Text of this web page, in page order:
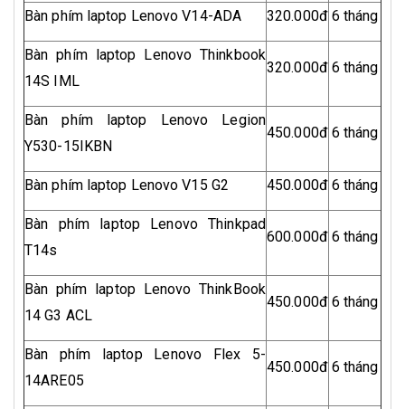
Bàn phím laptop Lenovo V14-ADA 320.000đ 6 tháng
Bàn phím laptop Lenovo Thinkbook
14S IML
320.000đ 6 tháng
Bàn phím laptop Lenovo Legion
Y530-15IKBN
450.000đ 6 tháng
Bàn phím laptop Lenovo V15 G2 450.000đ 6 tháng
Bàn phím laptop Lenovo Thinkpad
T14s
600.000đ 6 tháng
Bàn phím laptop Lenovo ThinkBook
14 G3 ACL
450.000đ 6 tháng
Bàn phím laptop Lenovo Flex 5-
14ARE05
450.000đ 6 tháng